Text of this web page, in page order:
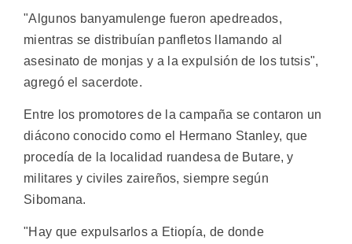
"Algunos banyamulenge fueron apedreados,
mientras se distribuían panfletos llamando al
asesinato de monjas y a la expulsión de los tutsis",
agregó el sacerdote.
Entre los promotores de la campaña se contaron un
diácono conocido como el Hermano Stanley, que
procedía de la localidad ruandesa de Butare, y
militares y civiles zaireños, siempre según
Sibomana.
"Hay que expulsarlos a Etiopía, de donde